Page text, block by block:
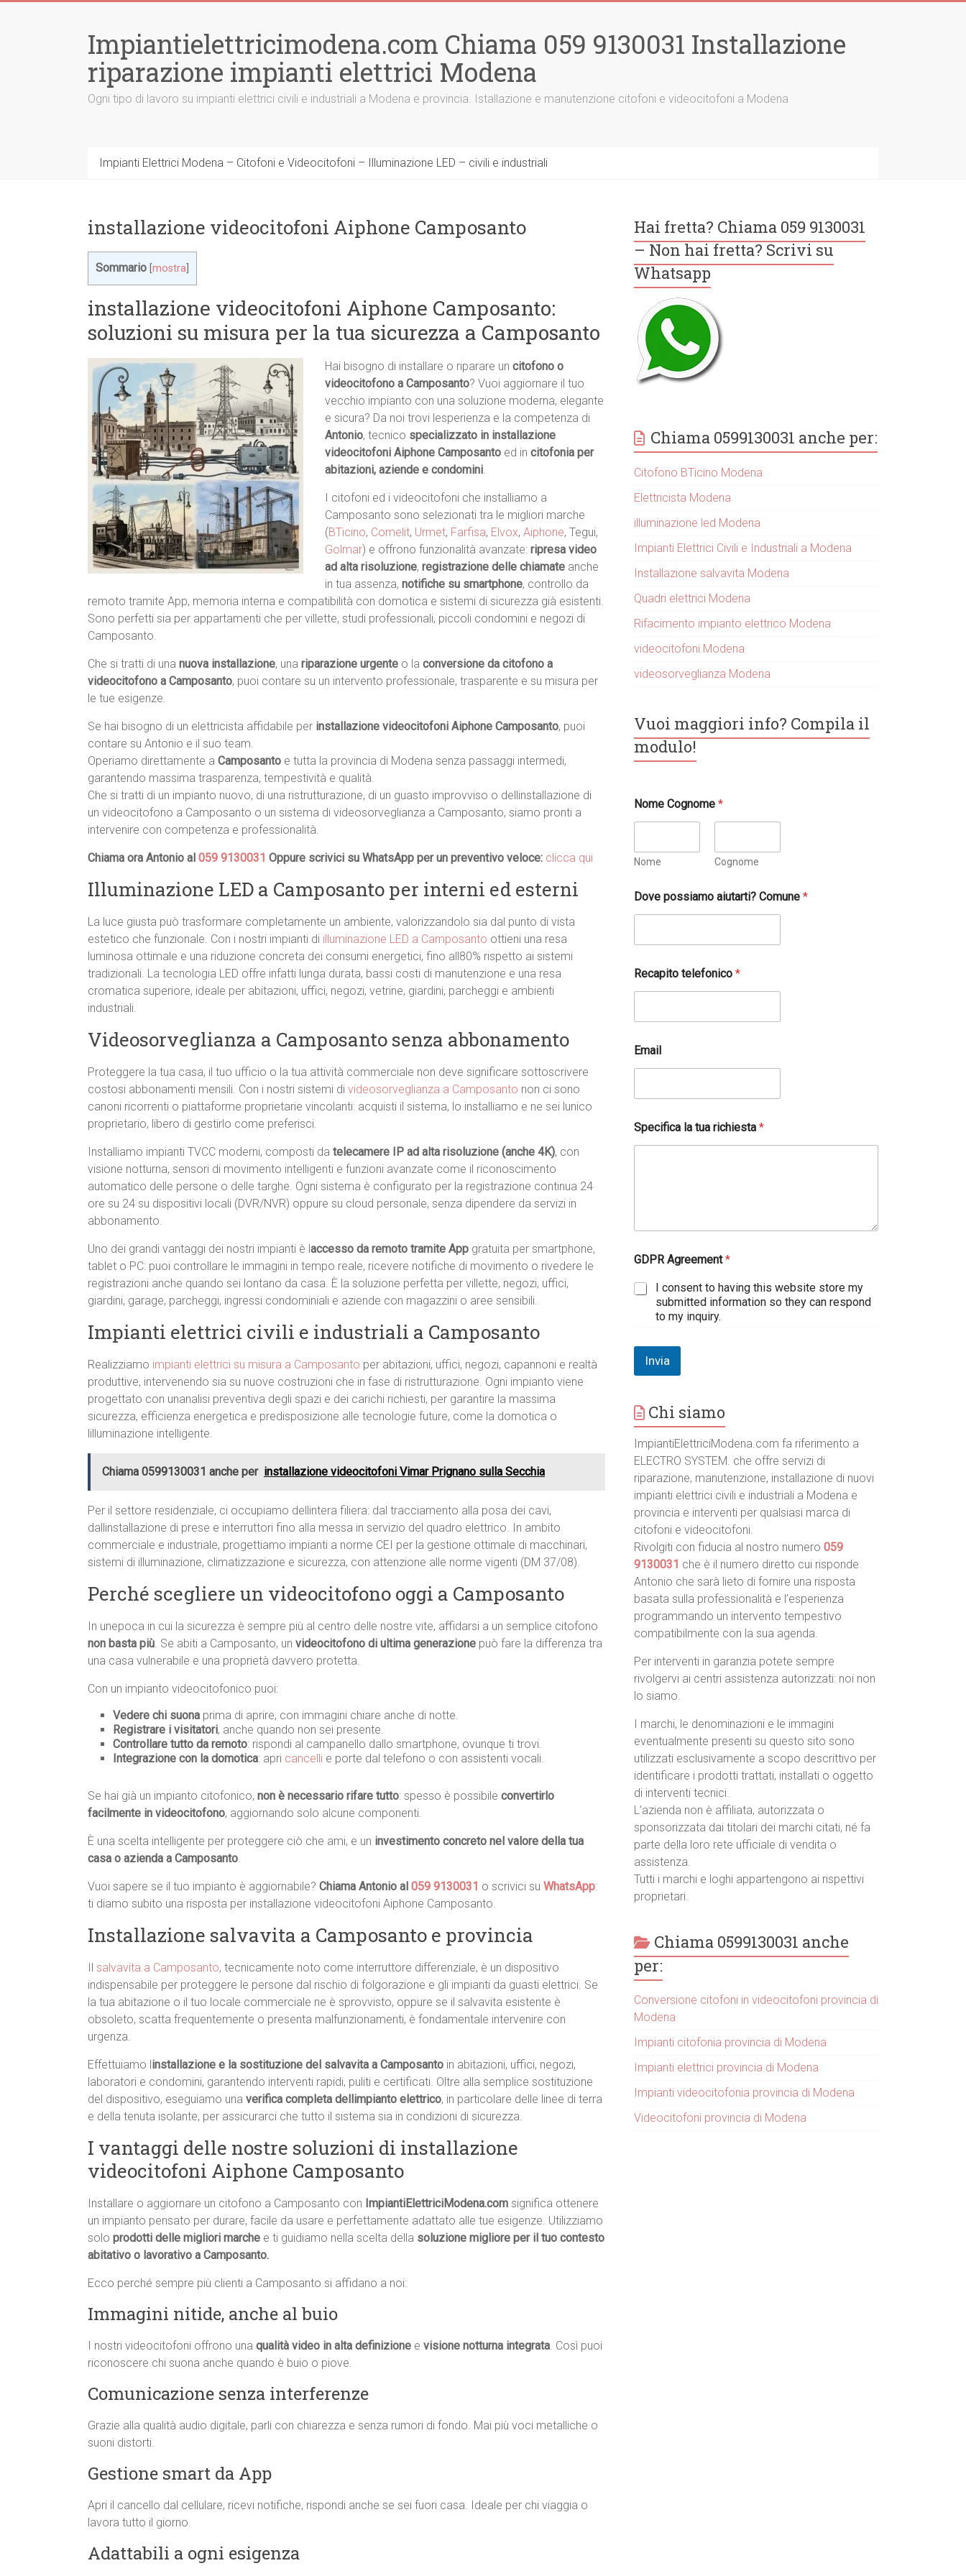
Impiantielettricimodena.com Chiama 059 9130031 Installazione
riparazione impianti elettrici Modena
Ogni tipo di lavoro su impianti elettrici civili e industriali a Modena e provincia. Istallazione e manutenzione citofoni e videocitofoni a Modena
Impianti Elettrici Modena – Citofoni e Videocitofoni – Illuminazione LED – civili e industriali
installazione videocitofoni Aiphone Camposanto
Sommario mostra
installazione videocitofoni Aiphone Camposanto:
soluzioni su misura per la tua sicurezza a Camposanto
Hai bisogno di installare o riparare un citofono o
videocitofono a Camposanto? Vuoi aggiornare il tuo
vecchio impianto con una soluzione moderna, elegante
e sicura? Da noi trovi lesperienza e la competenza di
Antonio, tecnico specializzato in installazione
videocitofoni Aiphone Camposanto ed in citofonia per
abitazioni, aziende e condomini.
I citofoni ed i videocitofoni che installiamo a
Camposanto sono selezionati tra le migliori marche
(BTicino, Comelit, Urmet, Farfisa, Elvox, Aiphone, Tegui,
Golmar) e offrono funzionalità avanzate: ripresa video
ad alta risoluzione, registrazione delle chiamate anche
in tua assenza, notifiche su smartphone, controllo da
remoto tramite App, memoria interna e compatibilità con domotica e sistemi di sicurezza già esistenti.
Sono perfetti sia per appartamenti che per villette, studi professionali, piccoli condomini e negozi di
Camposanto.
Che si tratti di una nuova installazione, una riparazione urgente o la conversione da citofono a
videocitofono a Camposanto, puoi contare su un intervento professionale, trasparente e su misura per
le tue esigenze.
Se hai bisogno di un elettricista affidabile per installazione videocitofoni Aiphone Camposanto, puoi
contare su Antonio e il suo team.
Operiamo direttamente a Camposanto e tutta la provincia di Modena senza passaggi intermedi,
garantendo massima trasparenza, tempestività e qualità.
Che si tratti di un impianto nuovo, di una ristrutturazione, di un guasto improvviso o dellinstallazione di
un videocitofono a Camposanto o un sistema di videosorveglianza a Camposanto, siamo pronti a
intervenire con competenza e professionalità.
Chiama ora Antonio al 059 9130031 Oppure scrivici su WhatsApp per un preventivo veloce: clicca qui
Illuminazione LED a Camposanto per interni ed esterni
La luce giusta può trasformare completamente un ambiente, valorizzandolo sia dal punto di vista
estetico che funzionale. Con i nostri impianti di illuminazione LED a Camposanto ottieni una resa
luminosa ottimale e una riduzione concreta dei consumi energetici, fino all80% rispetto ai sistemi
tradizionali. La tecnologia LED offre infatti lunga durata, bassi costi di manutenzione e una resa
cromatica superiore, ideale per abitazioni, uffici, negozi, vetrine, giardini, parcheggi e ambienti
industriali.
Videosorveglianza a Camposanto senza abbonamento
Proteggere la tua casa, il tuo ufficio o la tua attività commerciale non deve significare sottoscrivere
costosi abbonamenti mensili. Con i nostri sistemi di videosorveglianza a Camposanto non ci sono
canoni ricorrenti o piattaforme proprietarie vincolanti: acquisti il sistema, lo installiamo e ne sei lunico
proprietario, libero di gestirlo come preferisci.
Installiamo impianti TVCC moderni, composti da telecamere IP ad alta risoluzione (anche 4K), con
visione notturna, sensori di movimento intelligenti e funzioni avanzate come il riconoscimento
automatico delle persone o delle targhe. Ogni sistema è configurato per la registrazione continua 24
ore su 24 su dispositivi locali (DVR/NVR) oppure su cloud personale, senza dipendere da servizi in
abbonamento.
Uno dei grandi vantaggi dei nostri impianti è l accesso da remoto tramite App gratuita per smartphone,
tablet o PC: puoi controllare le immagini in tempo reale, ricevere notifiche di movimento o rivedere le
registrazioni anche quando sei lontano da casa. È la soluzione perfetta per villette, negozi, uffici,
giardini, garage, parcheggi, ingressi condominiali e aziende con magazzini o aree sensibili.
Impianti elettrici civili e industriali a Camposanto
Realizziamo impianti elettrici su misura a Camposanto per abitazioni, uffici, negozi, capannoni e realtà
produttive, intervenendo sia su nuove costruzioni che in fase di ristrutturazione. Ogni impianto viene
progettato con unanalisi preventiva degli spazi e dei carichi richiesti, per garantire la massima
sicurezza, efficienza energetica e predisposizione alle tecnologie future, come la domotica o
lilluminazione intelligente.
Chiama 0599130031 anche per installazione videocitofoni Vimar Prignano sulla Secchia
Per il settore residenziale, ci occupiamo dellintera filiera: dal tracciamento alla posa dei cavi,
dallinstallazione di prese e interruttori fino alla messa in servizio del quadro elettrico. In ambito
commerciale e industriale, progettiamo impianti a norme CEI per la gestione ottimale di macchinari,
sistemi di illuminazione, climatizzazione e sicurezza, con attenzione alle norme vigenti (DM 37/08).
Perché scegliere un videocitofono oggi a Camposanto
In unepoca in cui la sicurezza è sempre più al centro delle nostre vite, affidarsi a un semplice citofono
non basta più. Se abiti a Camposanto, un videocitofono di ultima generazione può fare la differenza tra
una casa vulnerabile e una proprietà davvero protetta.
Con un impianto videocitofonico puoi:
Vedere chi suona prima di aprire, con immagini chiare anche di notte.
Registrare i visitatori, anche quando non sei presente.
Controllare tutto da remoto: rispondi al campanello dallo smartphone, ovunque ti trovi.
Integrazione con la domotica: apri cancelli e porte dal telefono o con assistenti vocali.
Se hai già un impianto citofonico, non è necessario rifare tutto: spesso è possibile convertirlo
facilmente in videocitofono, aggiornando solo alcune componenti.
È una scelta intelligente per proteggere ciò che ami, e un investimento concreto nel valore della tua
casa o azienda a Camposanto.
Vuoi sapere se il tuo impianto è aggiornabile? Chiama Antonio al 059 9130031 o scrivici su WhatsApp:
ti diamo subito una risposta per installazione videocitofoni Aiphone Camposanto.
Installazione salvavita a Camposanto e provincia
salvavita a Camposanto, tecnicamente noto come interruttore differenziale, è un dispositivo
indispensabile per proteggere le persone dal rischio di folgorazione e gli impianti da guasti elettrici. Se
la tua abitazione o il tuo locale commerciale ne è sprovvisto, oppure se il salvavita esistente è
obsoleto, scatta frequentemente o presenta malfunzionamenti, è fondamentale intervenire con
urgenza.
Effettuiamo l installazione e la sostituzione del salvavita a Camposanto in abitazioni, uffici, negozi,
laboratori e condomini, garantendo interventi rapidi, puliti e certificati. Oltre alla semplice sostituzione
del dispositivo, eseguiamo una verifica completa dellimpianto elettrico, in particolare delle linee di terra
e della tenuta isolante, per assicurarci che tutto il sistema sia in condizioni di sicurezza.
I vantaggi delle nostre soluzioni di installazione
videocitofoni Aiphone Camposanto
Installare o aggiornare un citofono a Camposanto con ImpiantiElettriciModena.com significa ottenere
un impianto pensato per durare, facile da usare e perfettamente adattato alle tue esigenze. Utilizziamo
solo prodotti delle migliori marche e ti guidiamo nella scelta della soluzione migliore per il tuo contesto
abitativo o lavorativo a Camposanto.
Ecco perché sempre più clienti a Camposanto si affidano a noi:
Immagini nitide, anche al buio
I nostri videocitofoni offrono una qualità video in alta definizione e visione notturna integrata. Così puoi
riconoscere chi suona anche quando è buio o piove.
Comunicazione senza interferenze
Grazie alla qualità audio digitale, parli con chiarezza e senza rumori di fondo. Mai più voci metalliche o
suoni distorti.
Gestione smart da App
Apri il cancello dal cellulare, ricevi notifiche, rispondi anche se sei fuori casa. Ideale per chi viaggia o
lavora tutto il giorno.
Adattabili a ogni esigenza
Hai fretta? Chiama 059 9130031
– Non hai fretta? Scrivi su
Whatsapp
Chiama 0599130031 anche per:
Citofono BTicino Modena
Elettricista Modena
illuminazione led Modena
Impianti Elettrici Civili e Industriali a Modena
Installazione salvavita Modena
Quadri elettrici Modena
Rifacimento impianto elettrico Modena
videocitofoni Modena
videosorveglianza Modena
Vuoi maggiori info? Compila il
modulo!
Nome Cognome*
Nome Cognome
e
l
f
n
i
c
N
m
e
m
Dove possiamo aiutarti? Comune*
Recapito telefonico*
Email
Specifica la tua richiesta*
GDPR Agreement*
I consent to having this website store my
submitted information so they can respond
to my inquiry.
Invia
Chi siamo
ImpiantiElettriciModena.com fa riferimento a
ELECTRO SYSTEM. che offre servizi di
riparazione, manutenzione, installazione di nuovi
impianti elettrici civili e industriali a Modena e
provincia e interventi per qualsiasi marca di
citofoni e videocitofoni.
Rivolgiti con fiducia al nostro numero059
9130031 che è il numero diretto cui risponde
Antonio che sarà lieto di fornire una risposta
basata sulla professionalità e l’esperienza
programmando un intervento tempestivo
compatibilmente con la sua agenda.
Per interventi in garanzia potete sempre
rivolgervi ai centri assistenza autorizzati: noi non
lo siamo.
I marchi, le denominazioni e le immagini
eventualmente presenti su questo sito sono
utilizzati esclusivamente a scopo descrittivo per
identificare i prodotti trattati, installati o oggetto
di interventi tecnici.
L’azienda non è affiliata, autorizzata o
sponsorizzata dai titolari dei marchi citati, né fa
parte della loro rete ufficiale di vendita o
assistenza.
Tutti i marchi e loghi appartengono ai rispettivi
proprietari.
Chiama 0599130031 anche
per:
Conversione citofoni in videocitofoni provincia di
Modena
Impianti citofonia provincia di Modena
Impianti elettrici provincia di Modena
Impianti videocitofonia provincia di Modena
Videocitofoni provincia di Modena